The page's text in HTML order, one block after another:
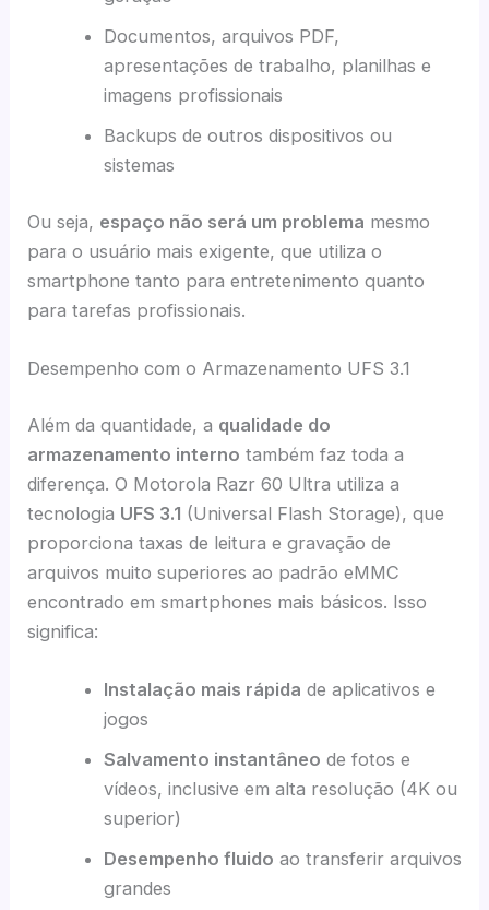
Documentos, arquivos PDF,
apresentações de trabalho, planilhas e
imagens profissionais
Backups de outros dispositivos ou
sistemas
Ou seja, espaço não será um problema mesmo
para o usuário mais exigente, que utiliza o
smartphone tanto para entretenimento quanto
para tarefas profissionais.
Desempenho com o Armazenamento UFS 3.1
Além da quantidade, a qualidade do
armazenamento interno também faz toda a
diferença. O Motorola Razr 60 Ultra utiliza a
tecnologia UFS 3.1 (Universal Flash Storage), que
proporciona taxas de leitura e gravação de
arquivos muito superiores ao padrão eMMC
encontrado em smartphones mais básicos. Isso
significa:
Instalação mais rápida de aplicativos e
jogos
Salvamento instantâneo de fotos e
vídeos, inclusive em alta resolução (4K ou
superior)
Desempenho fluido ao transferir arquivos
grandes